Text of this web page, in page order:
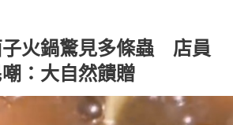
子火鍋驚見多條蟲 店員
：大自然饋贈